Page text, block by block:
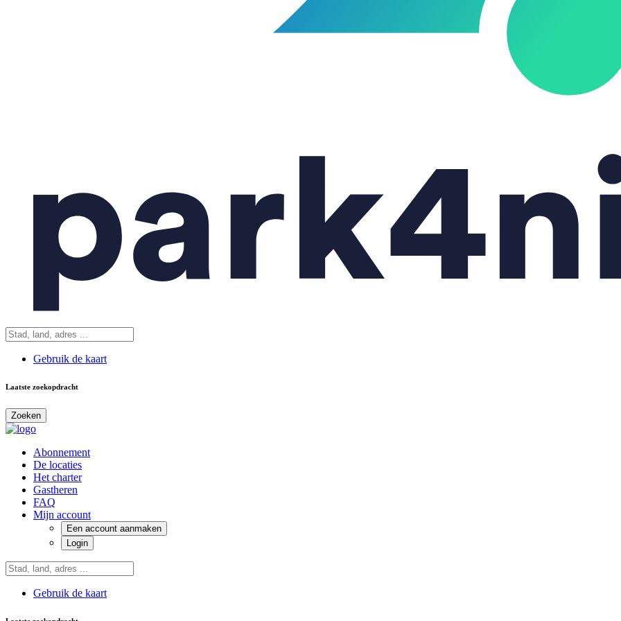
Gebruik de kaart
Laatste zoekopdracht
Zoeken
Abonnement
De locaties
Het charter
Gastheren
FAQ
Mijn account
Een account aanmaken
Login
Gebruik de kaart